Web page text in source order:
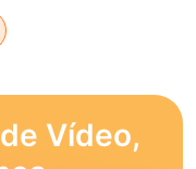
Vídeo,